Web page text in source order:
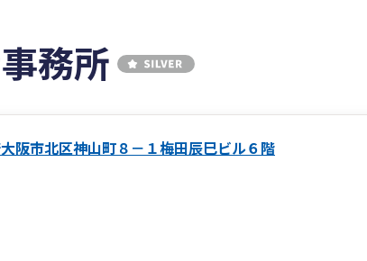
務所
阪市北区神山町８－１梅田辰巳ビル６階